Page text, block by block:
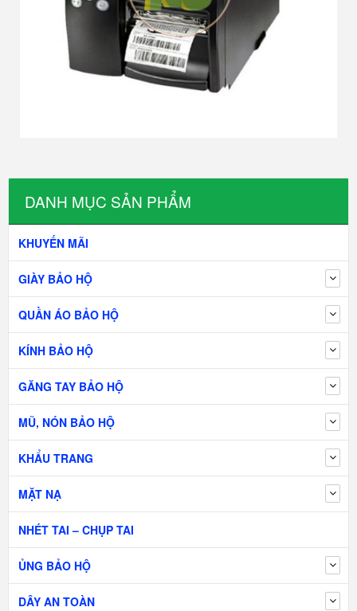
DANH MỤC SẢN PHẨM
KHUYẾN MÃI
GIÀY BẢO HỘ
QUẦN ÁO BẢO HỘ
KÍNH BẢO HỘ
GĂNG TAY BẢO HỘ
MŨ, NÓN BẢO HỘ
KHẨU TRANG
MẶT NẠ
NHÉT TAI – CHỤP TAI
ỦNG BẢO HỘ
DÂY AN TOÀN